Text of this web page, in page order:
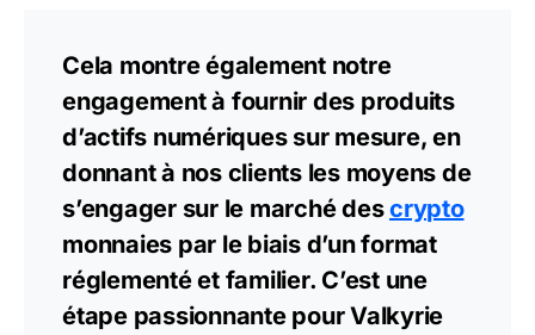
Cela montre également notre
engagement à fournir des produits
d’actifs numériques sur mesure, en
donnant à nos clients les moyens de
s’engager sur le marché descrypto
monnaies par le biais d’un format
réglementé et familier. C’est une
étape passionnante pour Valkyrie